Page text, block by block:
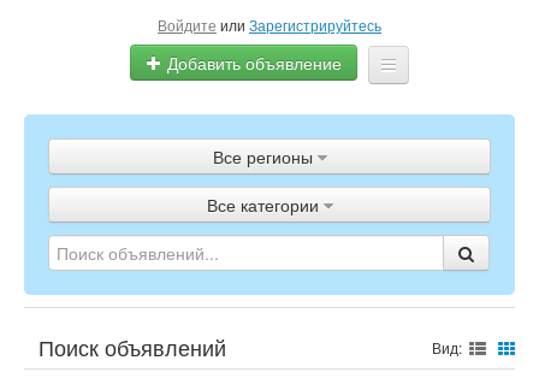
Войдите или Зарегистрируйтесь
Добавить объявление
Объявления
Полистать газету
ТВ-программа
Все регионы
Все категории
Поиск объявлений Вид: